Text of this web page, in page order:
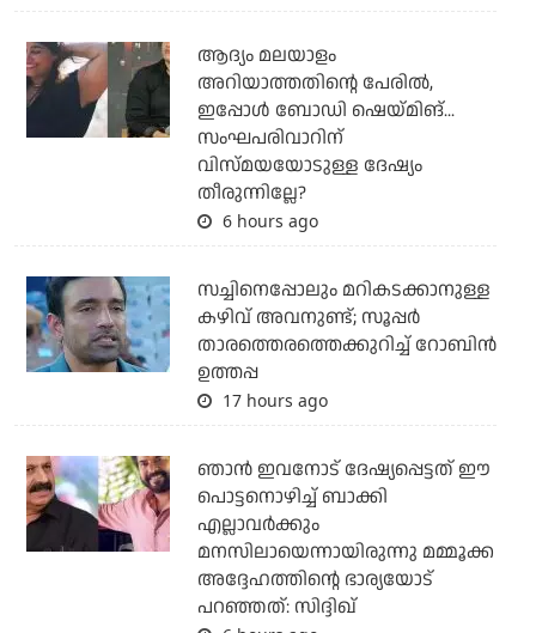
ആദ്യം മലയാളം
അറിയാത്തതിന്റെ പേരില്‍,
ഇപ്പോള്‍ ബോഡി ഷെയ്മിങ്...
സംഘപരിവാറിന്
വിസ്മയയോടുള്ള ദേഷ്യം
തീരുന്നില്ലേ?
6 hours ago
സച്ചിനെപ്പോലും മറികടക്കാനുള്ള
കഴിവ് അവനുണ്ട്; സൂപ്പര്‍
താരത്തെരത്തെക്കുറിച്ച് റോബിന്‍
ഉത്തപ്പ
17 hours ago
ഞാന്‍ ഇവനോട് ദേഷ്യപ്പെട്ടത് ഈ
പൊട്ടനൊഴിച്ച് ബാക്കി
എല്ലാവര്‍ക്കും
മനസിലായെന്നായിരുന്നു മമ്മൂക്ക
അദ്ദേഹത്തിന്റെ ഭാര്യയോട്
പറഞ്ഞത്: സിദ്ദിഖ്